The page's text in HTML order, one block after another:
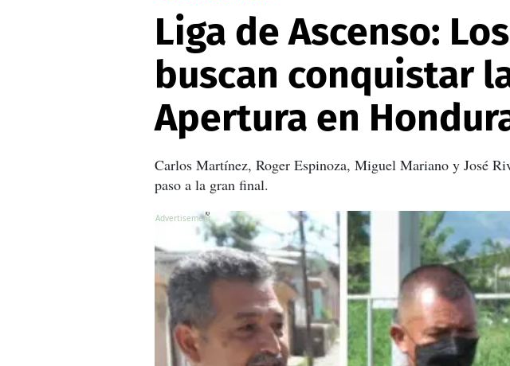
Liga de Ascenso:
buscan conquistar
Apertura en
Carlos Martínez, Roger Espinoza, Miguel Mariano y José
paso a la gran final.
X